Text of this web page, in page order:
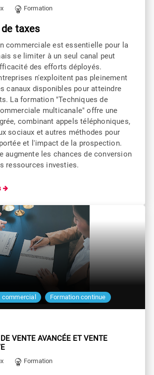
Formation
taxes
commerciale est essentielle pour la
se limiter à un seul canal peut
des efforts déployés.
n'exploitent pas pleinement
canaux disponibles pour atteindre
La formation "Techniques de
multicanale" offre une
combinant appels téléphoniques,
sociaux et autres méthodes pour
et l'impact de la prospection.
augmente les chances de conversion
ressources investies.
Formation continue
VENTE AVANCÉE ET VENTE
Formation